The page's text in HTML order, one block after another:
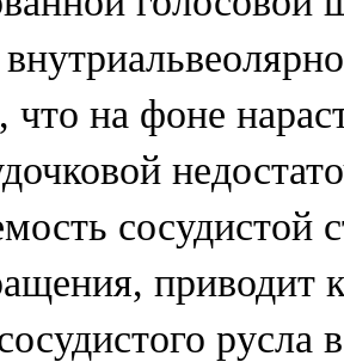
что на фоне
сосудистой
приводит
русла